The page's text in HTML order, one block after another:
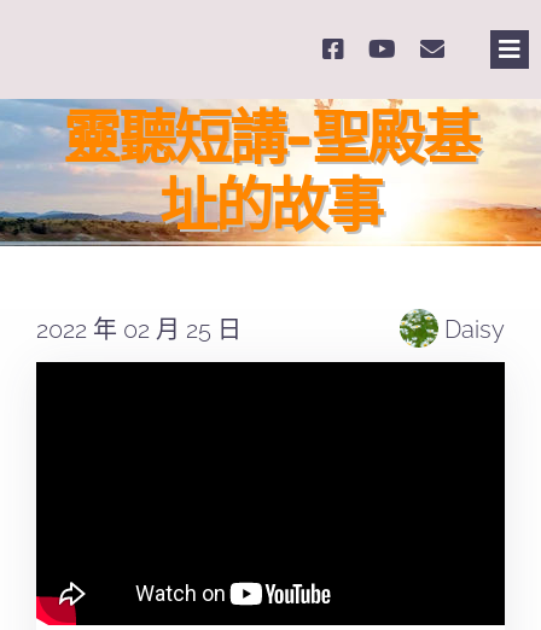
content
主頁
課程報名
靈聽短講-聖殿基
址的故事
2022 年 02 月 25 日 Daisy